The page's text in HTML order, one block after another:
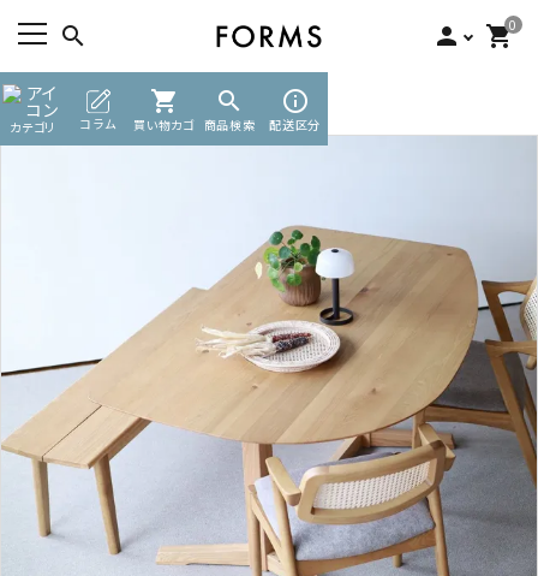
search person 0
shopping_cart
カテゴリ コラム
shopping_cart
買い物カゴ
search
商品検索
info_outline
配送区分
ACCOUNT MENU
ようこそ ゲスト 様
search
カテゴリーから探す
素材から選ぶ
インフォメーション
TOP 無垢ダイニングセット